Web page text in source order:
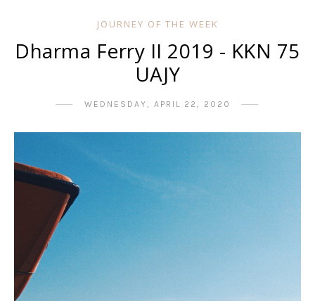
JOURNEY OF THE WEEK
Dharma Ferry II 2019 - KKN 75
UAJY
WEDNESDAY, APRIL 22, 2020